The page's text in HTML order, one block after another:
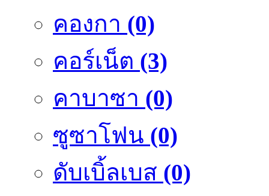
คองกา (0)
คอร์เน็ต (3)
คาบาซา (0)
ซูซาโฟน (0)
ดับเบิ้ลเบส (0)